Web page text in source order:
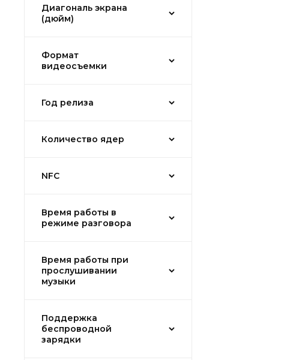
Диагональ экрана
(дюйм)
Формат
видеосъемки
Год релиза
Количество ядер
NFC
Время работы в
режиме разговора
Время работы при
прослушивании
музыки
Поддержка
беспроводной
зарядки